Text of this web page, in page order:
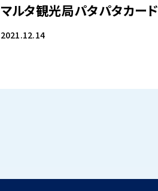
マルタ観光局パタパタカード
2021.12.14